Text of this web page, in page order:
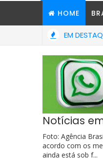
HOME
EM
Notícias
Foto: Agência
acordo com os
ainda está sob f...